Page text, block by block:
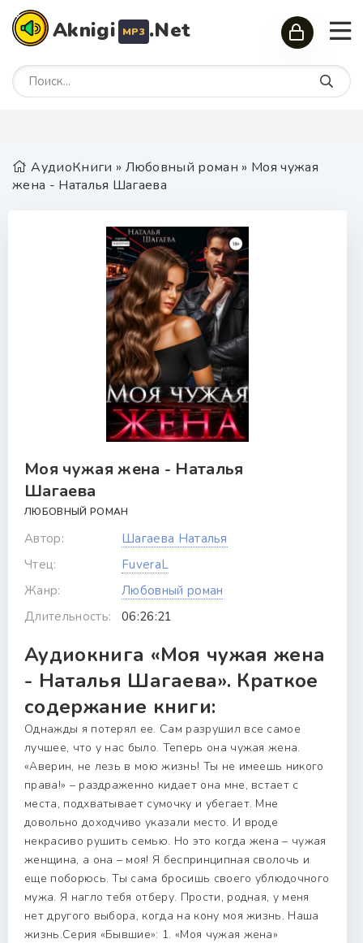
Aknigi MP3 .Net
АудиоКниги » Любовный роман » Моя чужая
жена - Наталья Шагаева
Моя чужая жена - Наталья
Шагаева
ЛЮБОВНЫЙ РОМАН
Автор:
Шагаева Наталья
Чтец:
FuveraL
Жанр:
Любовный роман
Длительность:
06:26:21
Аудиокнига «Моя чужая жена
- Наталья Шагаева». Краткое
содержание книги:
Однажды я потерял ее. Сам разрушил все самое
лучшее, что у нас было. Теперь она чужая жена.
«Аверин, не лезь в мою жизнь! Ты не имеешь никого
права!» – раздраженно кидает она мне, встает с
места, подхватывает сумочку и убегает. Мне
довольно доходчиво указали место. И вроде
некрасиво рушить семью. Но это когда жена – чужая
женщина, а она – моя! Я беспринципная сволочь и
еще поборюсь. Ты сама бросишь своего ублюдочного
мужа. Я нагло тебя отберу. Прости, родная, у меня
нет другого выбора, когда на кону моя жизнь. Наша
жизнь.Серия «Бывшие»: 1. «Моя чужая жена»